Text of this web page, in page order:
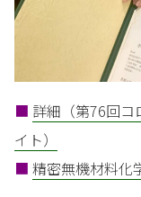
■ 詳細（第76回
イト）
■ 精密無機材料化